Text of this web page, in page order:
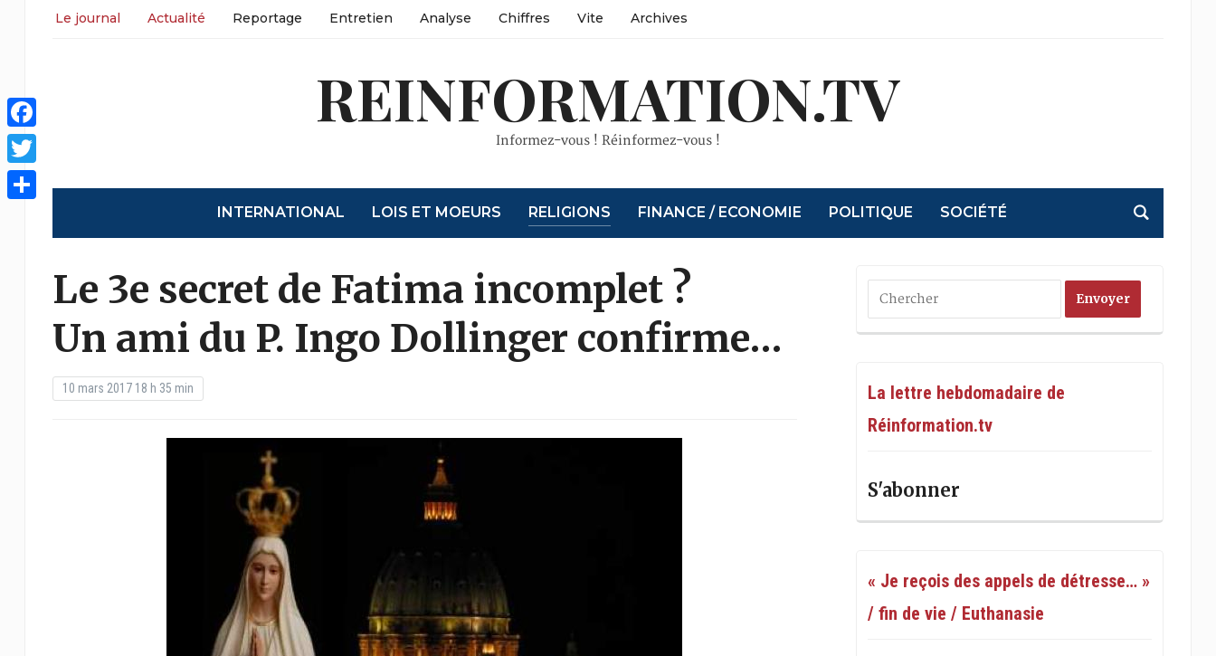
Le journal Actualité Reportage Entretien Analyse Chiffres Vite Archives
REINFORMATION.TV
Informez-vous ! Réinformez-vous !
INTERNATIONAL LOIS ET MOEURS RELIGIONS FINANCE / ECONOMIE POLITIQUE SOCIÉTÉ
Le 3e secret de Fatima incomplet ?
Un ami du P. Ingo Dollinger confirme…
10 mars 2017 18 h 35 min
La lettre hebdomadaire de
Réinformation.tv
S'abonner
« Je reçois des appels de détresse… »
/ fin de vie / Euthanasie
Facebook
Twitter